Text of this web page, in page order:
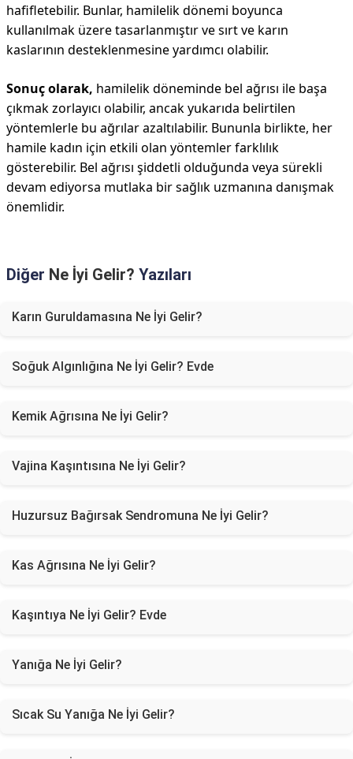
hafifletebilir. Bunlar, hamilelik dönemi boyunca
kullanılmak üzere tasarlanmıştır ve sırt ve karın
kaslarının desteklenmesine yardımcı olabilir.
Sonuç olarak, hamilelik döneminde bel ağrısı ile başa
çıkmak zorlayıcı olabilir, ancak yukarıda belirtilen
yöntemlerle bu ağrılar azaltılabilir. Bununla birlikte, her
hamile kadın için etkili olan yöntemler farklılık
gösterebilir. Bel ağrısı şiddetli olduğunda veya sürekli
devam ediyorsa mutlaka bir sağlık uzmanına danışmak
önemlidir.
Diğer Ne İyi Gelir? Yazıları
Karın Guruldamasına Ne İyi Gelir?
Soğuk Algınlığına Ne İyi Gelir? Evde
Kemik Ağrısına Ne İyi Gelir?
Vajina Kaşıntısına Ne İyi Gelir?
Huzursuz Bağırsak Sendromuna Ne İyi Gelir?
Kas Ağrısına Ne İyi Gelir?
Kaşıntıya Ne İyi Gelir? Evde
Yanığa Ne İyi Gelir?
Sıcak Su Yanığa Ne İyi Gelir?